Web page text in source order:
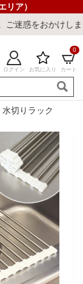
リア）
しまして誠に申し
ログイン お気に入り カート
0
ク ウィルトンラ
水切りラック